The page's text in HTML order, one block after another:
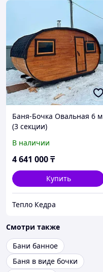
Баня-Бочка Овальная 6 м
(3 секции)
В наличии
4 641 000₸
Купить
Тепло Кедра
Смотри также
Бани банное
Баня в виде бочки